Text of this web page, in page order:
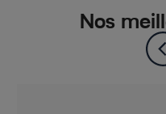
Nos